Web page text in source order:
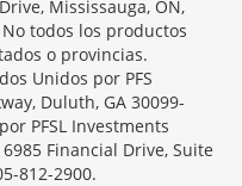
Mississauga, ON,
No todos los productos
o provincias.
Unidos por PFS
Duluth, GA 30099-
PFSL Investments
Financial Drive, Suite
812-2900.